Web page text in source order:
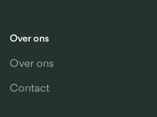
Over ons
Over ons
Contact